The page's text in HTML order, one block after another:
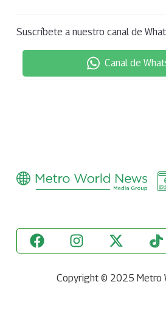
Suscríbete a nuestro canal de
Canal de
Copyright © 2025 Metro